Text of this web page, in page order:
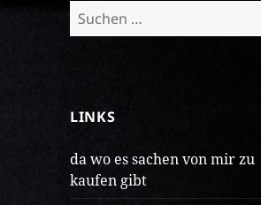
Suchen
nach:
LINKS
da wo es sachen von mir zu
kaufen gibt